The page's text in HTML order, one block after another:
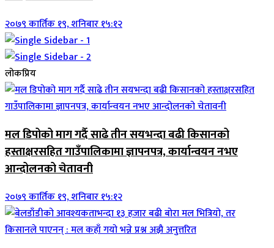
२०७९ कार्तिक १९, शनिबार १५:१२
लोकप्रिय
मल डिपोको माग गर्दै साढे तीन सयभन्दा बढी किसानको
हस्ताक्षरसहित गाउँपालिकामा ज्ञापनपत्र, कार्यान्वयन नभए
आन्दोलनको चेतावनी
२०७९ कार्तिक १९, शनिबार १५:१२